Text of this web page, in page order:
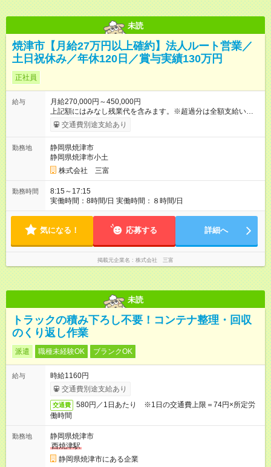
未読
焼津市【月給27万円以上確約】法人ルート営業／
土日祝休み／年休120日／賞与実績130万円
正社員
給与
月給270,000円～450,000円
上記額にはみなし残業代を含みます。※超過分は全額支給いたし
ます。 みなし残業代 51,000円／月 みなし残業時間 30時間／月
※試用期間は６ヶ月 そのほかの条件に変更はありません。
給与は本採用時と同じです。
交通費別途支給あり
勤務地
静岡県焼津市
静岡県焼津市小土
株式会社 三富
勤務時間
8:15～17:15
実働時間：8時間/日 実働時間：８時間/日
気になる！ 応募する 詳細へ
掲載元企業名 株式会社 三富
未読
トラックの積み下ろし不要！コンテナ整理・回収
のくり返し作業
派遣 職種未経験OK ブランクOK
給与
時給1160円
交通費別途支給あり
交通費
580円／1日あたり ※1日の交通費上限＝74円×所定労
働時間
勤務地
静岡県焼津市
西焼津駅
静岡県焼津市にある企業